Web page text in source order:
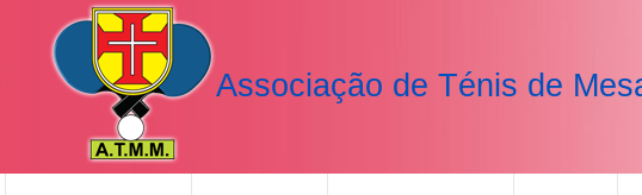
Associação de Ténis de